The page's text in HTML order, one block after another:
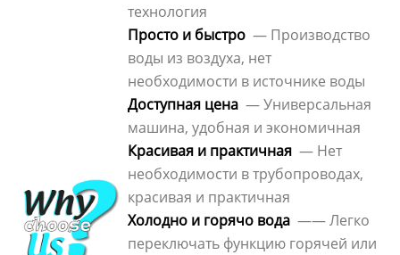
технология
Просто и быстро — Производство
воды из воздуха, нет
необходимости в источнике воды
Доступная цена — Универсальная
машина, удобная и экономичная
Красивая и практичная — Нет
необходимости в трубопроводах,
красивая и практичная
Холодно и горячо вода —— Легко
переключать функцию горячей или